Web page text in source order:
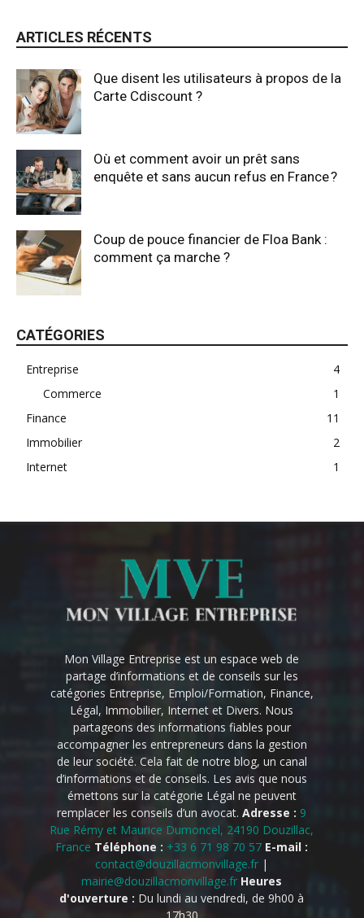
ARTICLES RÉCENTS
Que disent les utilisateurs à propos de la
Carte Cdiscount ?
Où et comment avoir un prêt sans
enquête et sans aucun refus en France ?
Coup de pouce financier de Floa Bank :
comment ça marche ?
CATÉGORIES
Entreprise
4
Commerce
1
Finance
11
Immobilier
2
Internet
1
Mon Village Entreprise est un espace web de
partage d’informations et de conseils sur les
catégories Entreprise, Emploi/Formation, Finance,
Légal, Immobilier, Internet et Divers. Nous
partageons des informations fiables pour
accompagner les entrepreneurs dans la gestion
de leur société. Cela fait de notre blog, un canal
d’informations et de conseils. Les avis que nous
émettons sur la catégorie Légal ne peuvent
remplacer les conseils d’un avocat.Adresse : 9
Rue Rémy et Maurice Dumoncel, 24190 Douzillac,
France Téléphone : +33 6 71 98 70 57 E-mail :
contact@douzillacmonvillage.fr |
mairie@douzillacmonvillage.fr Heures
d'ouverture : Du lundi au vendredi, de 9h00 à